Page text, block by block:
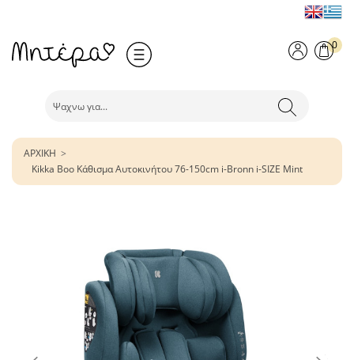
0
ΑΡΧΙΚΗ
Kikka Boo Κάθισμα Αυτοκινήτου 76-150cm i-Bronn i-SIZE Mint